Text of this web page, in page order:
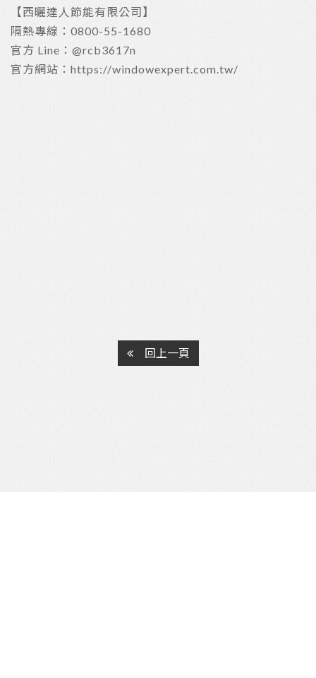
【西曬達人節能有限公司】
隔熱專線：0800-55-1680
官方 Line：@rcb3617n
官方網站：https://windowexpert.com.tw/
回上一頁